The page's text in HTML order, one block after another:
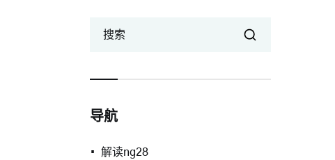
搜索
导航
解读ng28